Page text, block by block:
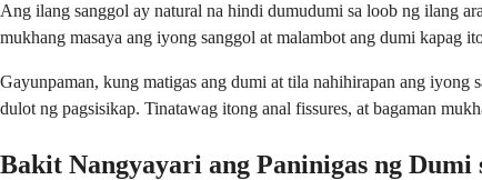
Ang ilang sanggol ay natural na hindi dumudumi sa loob ng ilang
mukhang masaya ang iyong sanggol at malambot ang dumi kapag
Gayunpaman, kung matigas ang dumi at tila nahihirapan ang
dulot ng pagsisikap. Tinatawag itong anal fissures, at bagaman
Bakit Nangyayari ang Paninigas ng Dumi